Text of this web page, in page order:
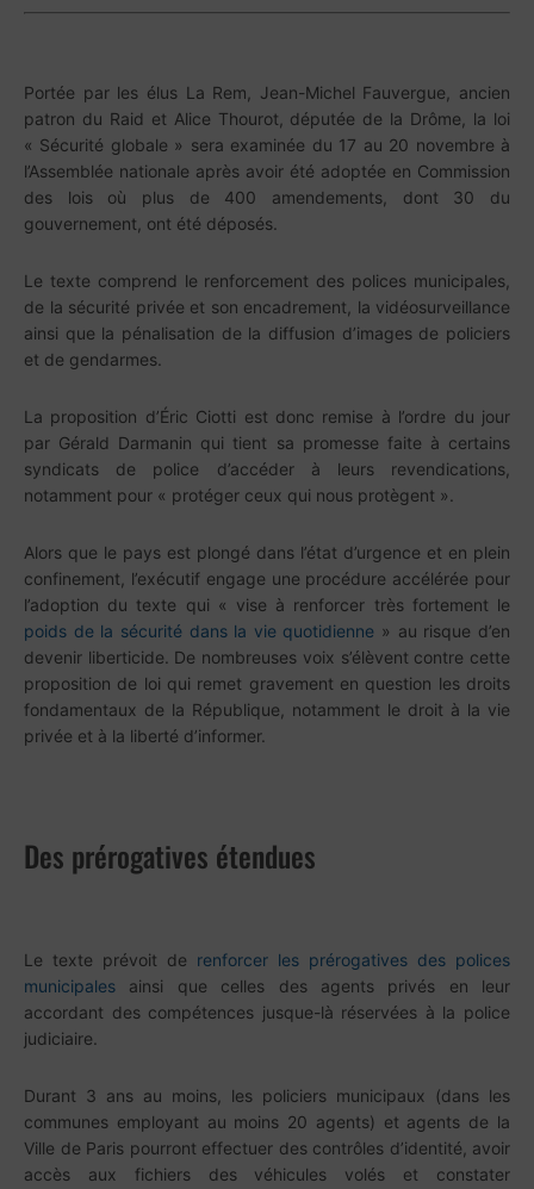
Portée par les élus La Rem, Jean-Michel Fauvergue, ancien
patron du Raid et Alice Thourot, députée de la Drôme, la loi
« Sécurité globale » sera examinée du 17 au 20 novembre à
l’Assemblée nationale après avoir été adoptée en Commission
des lois où plus de 400 amendements, dont 30 du
gouvernement, ont été déposés.
Le texte comprend le renforcement des polices municipales,
de la sécurité privée et son encadrement, la vidéosurveillance
ainsi que la pénalisation de la diffusion d’images de policiers
et de gendarmes.
La proposition d’Éric Ciotti est donc remise à l’ordre du jour
par Gérald Darmanin qui tient sa promesse faite à certains
syndicats de police d’accéder à leurs revendications,
notamment pour « protéger ceux qui nous protègent ».
Alors que le pays est plongé dans l’état d’urgence et en plein
confinement, l’exécutif engage une procédure accélérée pour
l’adoption du texte qui « vise à renforcer très fortement le
poids de la sécurité dans la vie quotidienne » au risque d’en
devenir liberticide. De nombreuses voix s’élèvent contre cette
proposition de loi qui remet gravement en question les droits
fondamentaux de la République, notamment le droit à la vie
privée et à la liberté d’informer.
Des prérogatives étendues
Le texte prévoit de renforcer les prérogatives des polices
municipales ainsi que celles des agents privés en leur
accordant des compétences jusque-là réservées à la police
judiciaire.
Durant 3 ans au moins, les policiers municipaux (dans les
communes employant au moins 20 agents) et agents de la
Ville de Paris pourront effectuer des contrôles d’identité, avoir
accès aux fichiers des véhicules volés et constater